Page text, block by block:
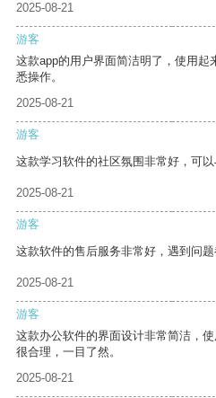
2025-08-21
游客
这款app的用户界面简洁明了，使用
悉操作。
2025-08-21
游客
这款学习软件的社区氛围非常好，可以
2025-08-21
游客
这款软件的售后服务非常好，遇到问题
2025-08-21
游客
这款办公软件的界面设计非常简洁，
很合理，一目了然。
2025-08-21